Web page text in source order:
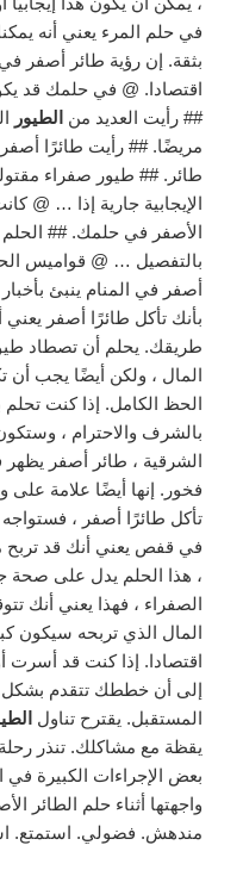
في حلم المرء يعني أنه
بثقة. إن رؤية طائر أصفر
اقتصادا. @ في حلمك قد
## رأيت العديد من الطيور
مريضًا. ## رأيت طائرًا
طائر. ## طيور صفراء
الإيجابية جارية إذا … @
الأصفر في حلمك. ## الحلم
بالتفصيل … @ قواميس
أصفر في المنام ينبئ
بأنك تأكل طائرًا أصفر
طريقك. يحلم أن تصطاد
المال ، ولكن أيضًا يجب أن
الحظ الكامل. إذا كنت
بالشرف والاحترام ،
الشرقية ، طائر أصفر
فخور. إنها أيضًا علامة
تأكل طائرًا أصفر ،
في قفص يعني أنك قد تربح
، هذا الحلم يدل على صحة
الصفراء ، فهذا يعني أنك
المال الذي تربحه سيكون
اقتصادا. إذا كنت قد أسرت
إلى أن خططك تتقدم بشكل
المستقبل. يقترح تناول
يقظة مع مشاكلك. تنذر
بعض الإجراءات الكبيرة
واجهتها أثناء حلم الطائر
مندهش. فضولي. استمتع.